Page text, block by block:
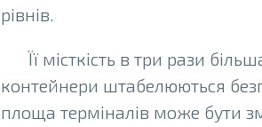
рівнів.
Її місткість в три рази
контейнери штабелюються
площа терміналів може бути